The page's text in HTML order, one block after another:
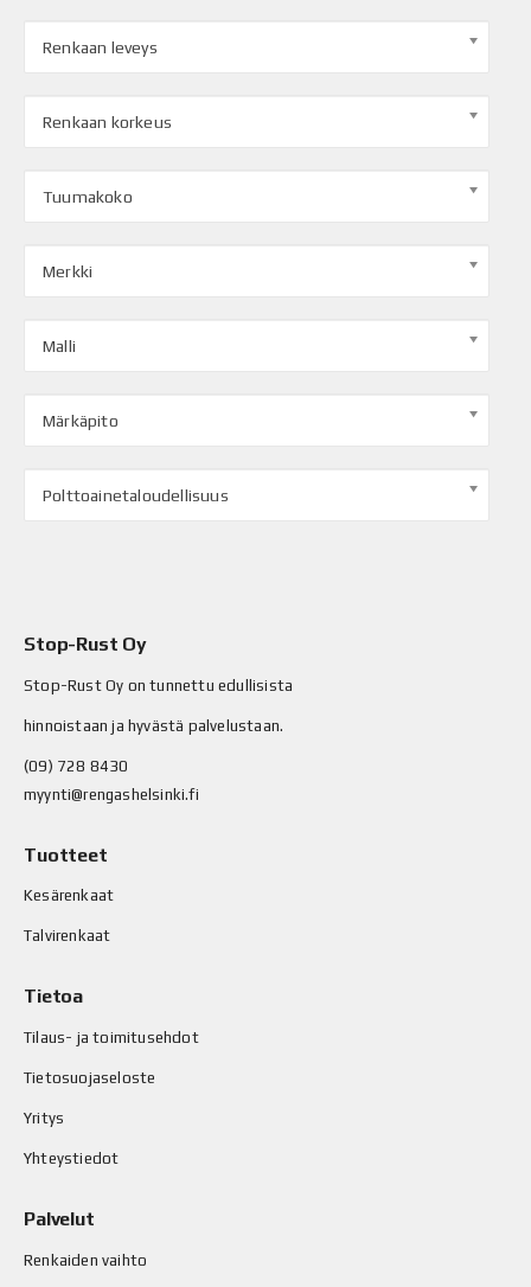
Renkaan leveys
Renkaan korkeus
Tuumakoko
Merkki
Malli
Märkäpito
Polttoainetaloudellisuus
Stop-Rust Oy
Stop-Rust Oy on tunnettu edullisista
hinnoistaan ja hyvästä palvelustaan.
(09) 728 8430
myynti@rengashelsinki.fi
Tuotteet
Kesärenkaat
Talvirenkaat
Tietoa
Tilaus- ja toimitusehdot
Tietosuojaseloste
Yritys
Yhteystiedot
Palvelut
Renkaiden vaihto